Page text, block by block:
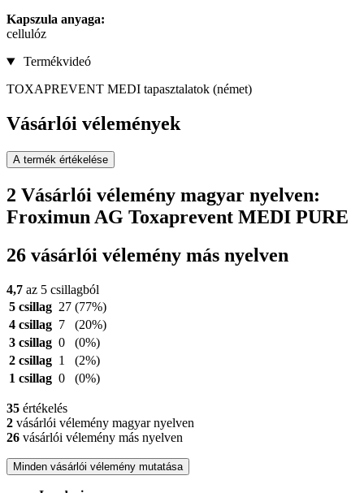
Kapszula anyaga:
cellulóz
Termékvideó
TOXAPREVENT MEDI tapasztalatok (német)
Vásárlói vélemények
A termék értékelése
2 Vásárlói vélemény magyar nyelven:
Froximun AG Toxaprevent MEDI PURE
26 vásárlói vélemény más nyelven
4,7 az 5 csillagból
5 csillag 27 (77%)
4 csillag 7
(20%)
3 csillag 0
(0%)
2 csillag 1
(2%)
1 csillag 0 (0%)
35 értékelés
2 vásárlói vélemény magyar nyelven
26 vásárlói vélemény más nyelven
Minden vásárlói vélemény mutatása